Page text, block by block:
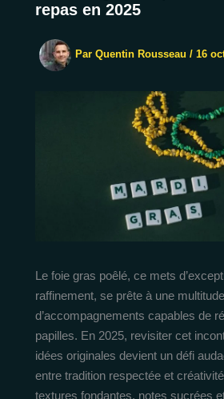
repas en 2025
Par Quentin Rousseau / 16
Le foie gras poêlé, ce mets
raffinement, se prête à une multitude
d’accompagnements capables de
papilles. En 2025, revisiter cet
idées originales devient un défi
entre tradition respectée et
textures fondantes, notes sucrées